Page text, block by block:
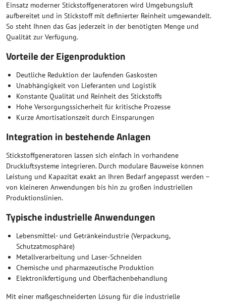
Einsatz moderner Stickstoffgeneratoren wird Umgebungsluft
aufbereitet und in Stickstoff mit definierter Reinheit umgewandelt.
So steht Ihnen das Gas jederzeit in der benötigten Menge und
Qualität zur Verfügung.
Vorteile der Eigenproduktion
Deutliche Reduktion der laufenden Gaskosten
Unabhängigkeit von Lieferanten und Logistik
Konstante Qualität und Reinheit des Stickstoffs
Hohe Versorgungssicherheit für kritische Prozesse
Kurze Amortisationszeit durch Einsparungen
Integration in bestehende Anlagen
Stickstoffgeneratoren lassen sich einfach in vorhandene
Druckluftsysteme integrieren. Durch modulare Bauweise können
Leistung und Kapazität exakt an Ihren Bedarf angepasst werden –
von kleineren Anwendungen bis hin zu großen industriellen
Produktionslinien.
Typische industrielle Anwendungen
Lebensmittel- und Getränkeindustrie (Verpackung,
Schutzatmosphäre)
Metallverarbeitung und Laser-Schneiden
Chemische und pharmazeutische Produktion
Elektronikfertigung und Oberflächenbehandlung
Mit einer maßgeschneiderten Lösung für die industrielle